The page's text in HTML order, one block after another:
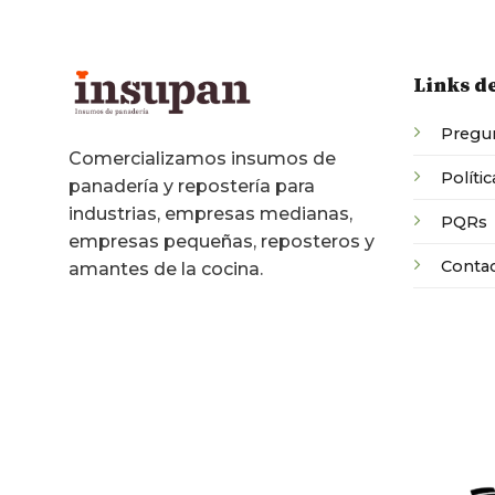
Comercializamos insumos de
panadería y repostería para
industrias, empresas medianas,
empresas pequeñas, reposteros y
amantes de la cocina.
Links
PQRs